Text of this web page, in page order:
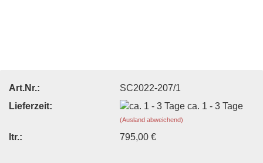
Art.Nr.:
SC2022-207/1
Lieferzeit:
ca. 1 - 3 Tage
(Ausland abweichend)
ltr.: 795,00 €